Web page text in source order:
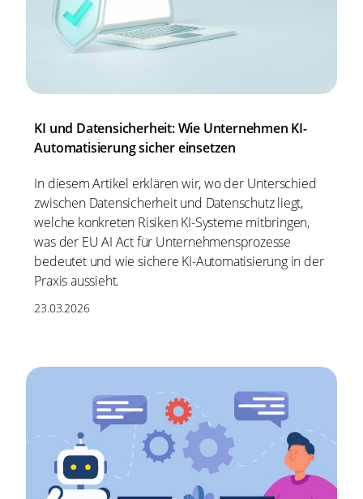
KI und Datensicherheit: Wie Unternehmen KI-
Automatisierung sicher einsetzen
In diesem Artikel erklären wir, wo der Unterschied
zwischen Datensicherheit und Datenschutz liegt,
welche konkreten Risiken KI-Systeme mitbringen,
was der EU AI Act für Unternehmensprozesse
bedeutet und wie sichere KI-Automatisierung in der
Praxis aussieht.
23.03.2026